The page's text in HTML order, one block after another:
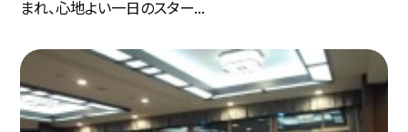
まれ、心地よい一日のスター...